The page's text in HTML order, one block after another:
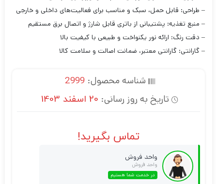
– طراحی: قابل حمل، سبک و مناسب برای فعالیت‌های داخلی و خارجی
– منبع تغذیه: پشتیبانی از باتری قابل شارژ و اتصال برق مستقیم
– دقت رنگ: ارائه نور یکنواخت و طبیعی با کیفیت بالا
– گارانتی: گارانتی معتبر، ضمانت اصالت و سلامت کالا
شناسه محصول:2999
تاریخ به روز رسانی: 20 اسفند 1403
تماس بگیرید!
واحد فروش
واحد فروش
در خدمت شما هستیم